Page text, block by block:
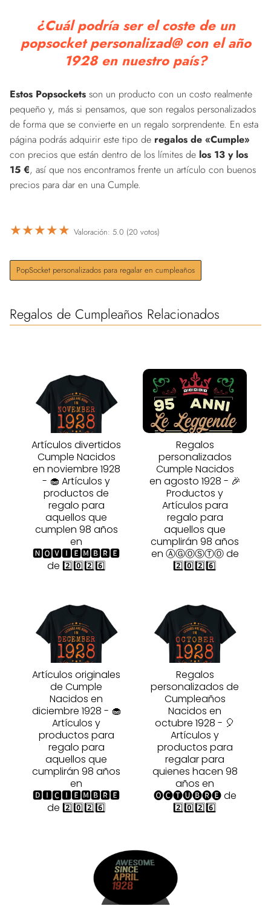
¿Cuál podría ser el coste de un
popsocket personalizad@ con el año
1928 en nuestro país?
Estos Popsockets son un producto con un costo realmente
pequeño y, más si pensamos, que son regalos personalizados
de forma que se convierte en un regalo sorprendente. En esta
página podrás adquirir este tipo de regalos de «Cumple»
con precios que están dentro de los límites de los 13 y los
15 €, así que nos encontramos frente un artículo con buenos
precios para dar en una Cumple.
★★★★★ Valoración: 5.0 (20 votos)
PopSocket personalizados para regalar en cumpleaños
Regalos de Cumpleaños Relacionados
Artículos divertidos
Cumple Nacidos
en noviembre 1928
- 🧁 Artículos y
productos de
regalo para
aquellos que
cumplen 98 años
en
🅽🅾🆅🅸🅴🅼🅱🆁🅴
de 2️⃣0️⃣2️⃣6️⃣
Regalos
personalizados
Cumple Nacidos
en agosto 1928 - 🎉
Productos y
Artículos para
regalo para
aquellos que
cumplirán 98 años
en ⒶⒼⓄⓈⓉⓄ de
2️⃣0️⃣2️⃣6️⃣
Artículos originales
de Cumple
Nacidos en
diciembre 1928 - 🧁
Artículos y
productos para
regalo para
aquellos que
cumplirán 98 años
en
🅳🅸🅲🅸🅴🅼🅱🆁🅴
de 2️⃣0️⃣2️⃣6️⃣
Regalos
personalizados de
Cumpleaños
Nacidos en
octubre 1928 - 🎈
Artículos y
productos para
regalar para
quienes hacen 98
años en
🅞🅒🅣🅤🅑🅡🅔 de
2️⃣0️⃣2️⃣6️⃣